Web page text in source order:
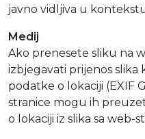
javno vidljiva u
Medij
Ako prenesete sliku na
izbjegavati prijenos slika
podatke o lokaciji (EXIF
stranice mogu ih
o lokaciji iz slika sa web-